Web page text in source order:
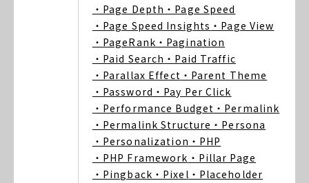
・Page Depth ・Page Speed
・Page Speed Insights ・Page View
・PageRank ・Pagination
・Paid Search ・Paid Traffic
・Parallax Effect ・Parent Theme
・Password ・Pay Per Click
・Performance Budget ・Permalink
・Permalink Structure ・Persona
・Personalization ・PHP
・PHP Framework ・Pillar Page
・Pingback ・Pixel ・Placeholder